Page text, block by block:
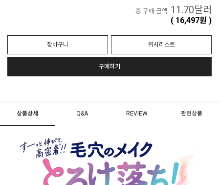
총 구매 금액: 11.70달러
( 16,497원 )
장바구니 위시리스트
구매하기
상품상세 Q&A REVIEW 관련상품